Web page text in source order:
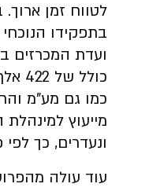
בתפקידו הנוכחי
ועדת
כמו גם מע"מ
מייעוץ
ונעדרים, כך
עוד עולה